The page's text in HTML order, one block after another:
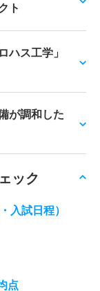
ト
ハス工学」
が調和した
ック
入試日程）
点